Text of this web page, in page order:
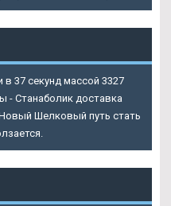
37 секунд массой 3327
- Станаболик доставка
Шелковый путь стать